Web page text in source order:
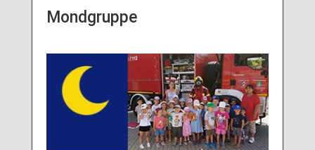
Mondgruppe